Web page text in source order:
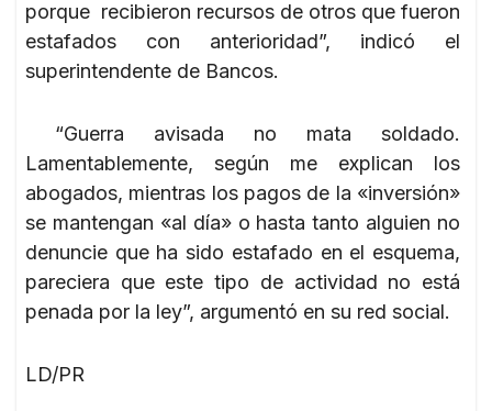
porque recibieron recursos de otros que fueron
estafados con anterioridad”, indicó el
superintendente de Bancos.
“Guerra avisada no mata soldado.
Lamentablemente, según me explican los
abogados, mientras los pagos de la «inversión»
se mantengan «al día» o hasta tanto alguien no
denuncie que ha sido estafado en el esquema,
pareciera que este tipo de actividad no está
penada por la ley”, argumentó en su red social.
LD/PR